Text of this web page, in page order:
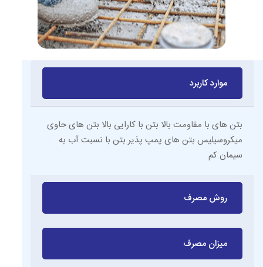
موارد کاربرد
بتن های با مقاومت بالا بتن با کارایی بالا بتن های حاوی
میکروسیلیس بتن های پمپ پذیر بتن با نسبت آب به
سیمان کم
روش مصرف
میزان مصرف